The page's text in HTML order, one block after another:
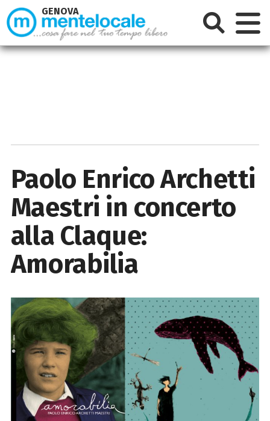
Paolo Enrico Archetti
Maestri in concerto
alla Claque:
Amorabilia
GENOVA